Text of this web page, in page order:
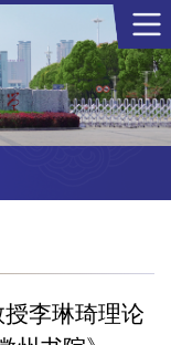
授李琳琦理论